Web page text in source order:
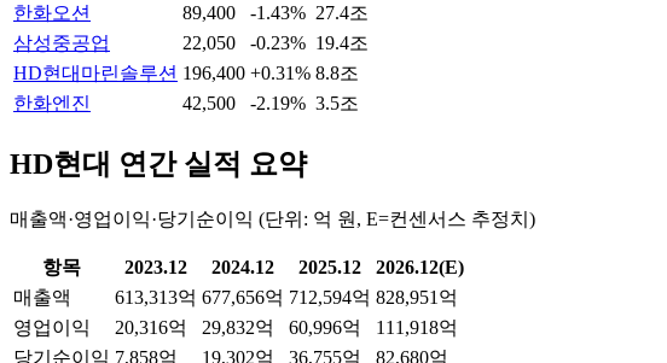
한화오션
89,400 -1.43% 27.4조
삼성중공업
22,050 -0.23% 19.4조
HD현대마린솔루션 196,400 +0.31% 8.8조
한화엔진
42,500 -2.19% 3.5조
HD현대 연간 실적 요약
매출액·영업이익·당기순이익 (단위: 억 원, E=컨센서스 추정치)
항목 2023.12 2024.12 2025.12
2026.12(E)
매출액
613,313억 677,656억 712,594억 828,951억
영업이익
20,316억 29,832억 60,996억
111,918억
당기순이익 7,858억 19,302억 36,755억 82,680억